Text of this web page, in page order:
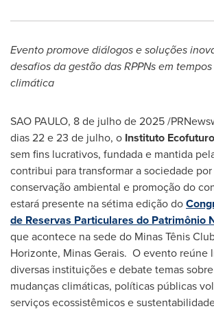
Evento promove diálogos e soluções
desafios da gestão das RPPNs em
climática
SAO PAULO, 8 de julho de 2025/
dias 22 e 23 de julho, o Instituto Ecofuturo
sem fins lucrativos, fundada e mantida
contribui para transformar a sociedade
conservação ambiental e promoção do
estará presente na sétima edição do
de Reservas Particulares do Patrimônio
que acontece na sede do Minas Tênis
Horizonte, Minas Gerais. O evento reúne
diversas instituições e debate temas
mudanças climáticas, políticas públicas
serviços ecossistêmicos e